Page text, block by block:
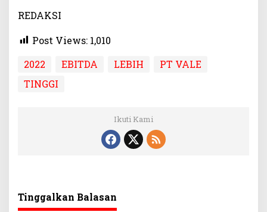
REDAKSI
Post Views: 1,010
2022
EBITDA LEBIH
PT VALE
TINGGI
Ikuti Kami
Tinggalkan Balasan